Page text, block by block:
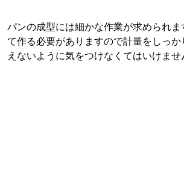
パンの成型には細かな作業が求められま
て作る必要がありますので計量をしっ
えないように気をつけなくてはいけませ